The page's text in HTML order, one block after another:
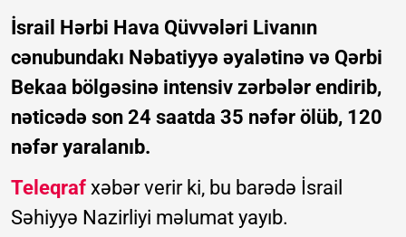
İsrail Hərbi Hava Qüvvələri Livanın
cənubundakı Nəbatiyyə əyalətinə və Qərbi
Bekaa bölgəsinə intensiv zərbələr endirib,
nəticədə son 24 saatda 35 nəfər ölüb, 120
nəfər yaralanıb.
Teleqraf xəbər verir ki, bu barədə İsrail
Səhiyyə Nazirliyi məlumat yayıb.